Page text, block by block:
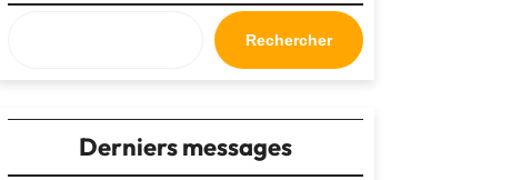
Rechercher
Derniers messages